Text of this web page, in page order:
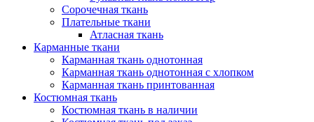
Сорочечная ткань
Плательные ткани
Атласная ткань
Карманные ткани
Карманная ткань однотонная
Карманная ткань однотонная с хлопком
Карманная ткань принтованная
Костюмная ткань
Костюмная ткань в наличии